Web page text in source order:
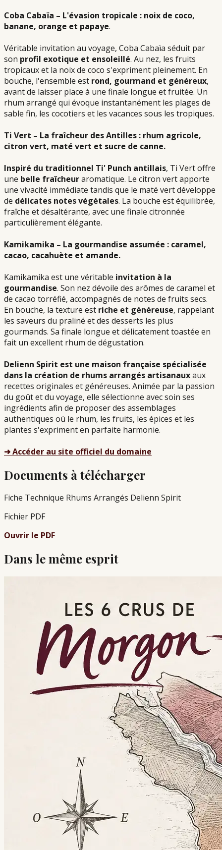
Coba Cabaïa – L'évasion tropicale : noix de coco,
banane, orange et papaye.
Véritable invitation au voyage, Coba Cabaïa séduit par
son profil exotique et ensoleillé. Au nez, les fruits
tropicaux et la noix de coco s'expriment pleinement. En
bouche, l'ensemble est rond, gourmand et généreux,
avant de laisser place à une finale longue et fruitée. Un
rhum arrangé qui évoque instantanément les plages de
sable fin, les cocotiers et les vacances sous les tropiques.
Ti Vert – La fraîcheur des Antilles : rhum agricole,
citron vert, maté vert et sucre de canne.
Inspiré du traditionnel Ti' Punch antillais, Ti Vert offre
une belle fraîcheuraromatique. Le citron vert apporte
une vivacité immédiate tandis que le maté vert développe
de délicates notes végétales. La bouche est équilibrée,
fraîche et désaltérante, avec une finale citronnée
particulièrement élégante.
Kamikamika – La gourmandise assumée : caramel,
cacao, cacahuète et amande.
Kamikamika est une véritable invitation à la
gourmandise. Son nez dévoile des arômes de caramel et
de cacao torréfié, accompagnés de notes de fruits secs.
En bouche, la texture est riche et généreuse, rappelant
les saveurs du praliné et des desserts les plus
gourmands. Sa finale longue et délicatement toastée en
fait un excellent rhum de dégustation.
Delienn Spirit est une maison française spécialisée
dans la création de rhums arrangés artisanauxaux
recettes originales et généreuses. Animée par la passion
du goût et du voyage, elle sélectionne avec soin ses
ingrédients afin de proposer des assemblages
authentiques où le rhum, les fruits, les épices et les
plantes s'expriment en parfaite harmonie.
➜ Accéder au site officiel du domaine
Documents à télécharger
Fiche Technique Rhums Arrangés Delienn Spirit
Fichier PDF
Ouvrir le PDF
Dans le même esprit